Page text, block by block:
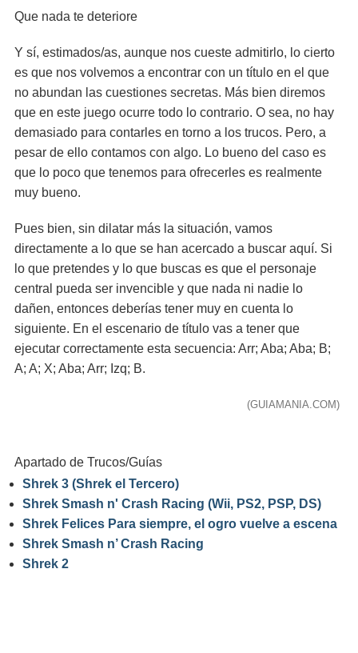
Que nada te deteriore
Y sí, estimados/as, aunque nos cueste admitirlo, lo cierto
es que nos volvemos a encontrar con un título en el que
no abundan las cuestiones secretas. Más bien diremos
que en este juego ocurre todo lo contrario. O sea, no hay
demasiado para contarles en torno a los trucos. Pero, a
pesar de ello contamos con algo. Lo bueno del caso es
que lo poco que tenemos para ofrecerles es realmente
muy bueno.
Pues bien, sin dilatar más la situación, vamos
directamente a lo que se han acercado a buscar aquí. Si
lo que pretendes y lo que buscas es que el personaje
central pueda ser invencible y que nada ni nadie lo
dañen, entonces deberías tener muy en cuenta lo
siguiente. En el escenario de título vas a tener que
ejecutar correctamente esta secuencia: Arr; Aba; Aba; B;
A; A; X; Aba; Arr; Izq; B.
(GUIAMANIA.COM)
Apartado de Trucos/Guías
Shrek 3 (Shrek el Tercero)
Shrek Smash n' Crash Racing (Wii, PS2, PSP, DS)
Shrek Felices Para siempre, el ogro vuelve a escena
Shrek Smash n’ Crash Racing
Shrek 2